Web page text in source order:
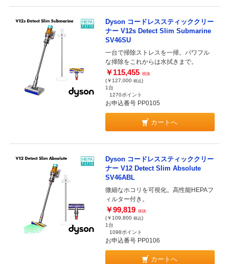
Dyson コードレススティッククリー
ナー V12s Detect Slim Submarine
SV46SU
一台で掃除ストレスを一掃。パワフル
な掃除をこれからは水拭きまで。
￥115,455 税抜
(￥127,000 税込)
1台
1270ポイント
お申込番号 PP0105
カートへ
Dyson コードレススティッククリー
ナー V12 Detect Slim Absolute
SV46ABL
微細なホコリを可視化。高性能HEPAフ
ィルター付き。
￥99,819 税抜
(￥109,800 税込)
1台
1098ポイント
お申込番号 PP0106
カートへ